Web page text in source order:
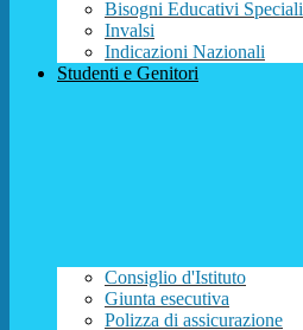
Bisogni Educativi Speciali
Invalsi
Indicazioni Nazionali
Studenti e Genitori
Consiglio d'Istituto
Giunta esecutiva
Polizza di assicurazione